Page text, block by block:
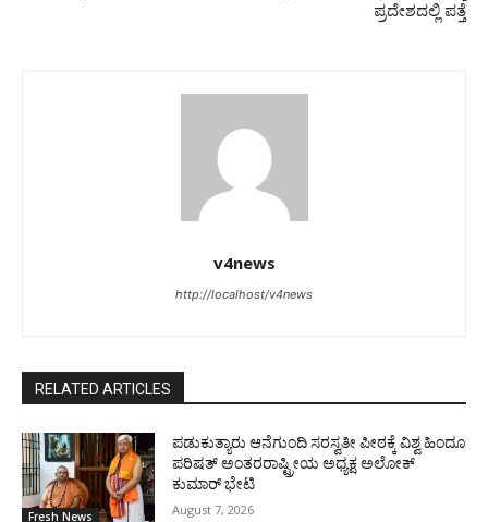
ಪ್ರದೇಶದಲ್ಲಿ ಪತ್ತೆ
v4news
http://localhost/v4news
RELATED ARTICLES
Fresh News
ಪಡುಕುತ್ಯಾರು ಆನೆಗುಂದಿ ಸರಸ್ವತೀ ಪೀಠಕ್ಕೆ ವಿಶ್ವ ಹಿಂದೂ
ಪರಿಷತ್ ಅಂತರರಾಷ್ಟ್ರೀಯ ಅಧ್ಯಕ್ಷ ಅಲೋಕ್
ಕುಮಾರ್ ಭೇಟಿ
August 7, 2026